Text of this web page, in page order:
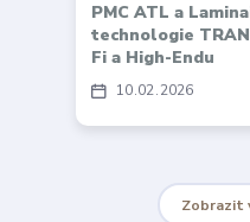
10 02 2026
PMC ATL a
technologie
Fi a High-Endu
Zobrazit